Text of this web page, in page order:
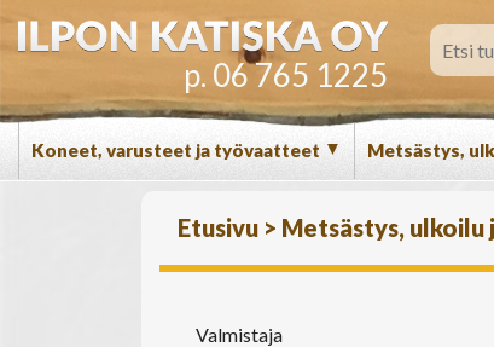
p. 06 765 1225
Koneet, varusteet ja työvaatteet ▼ Metsästys,
Etusivu > Metsästys, ulkoilu
Valmistaja